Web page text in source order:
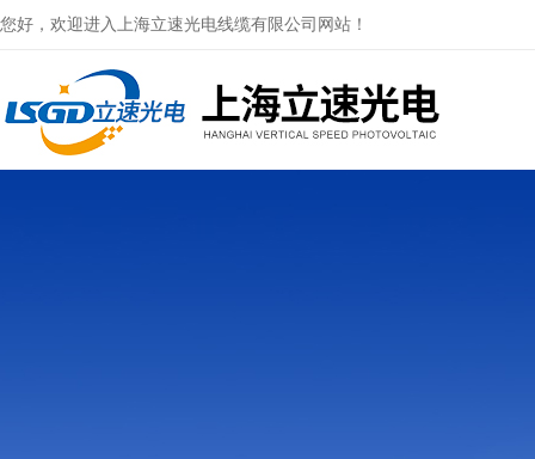
您好，欢迎进入上海立速光电线缆有限公司网站！